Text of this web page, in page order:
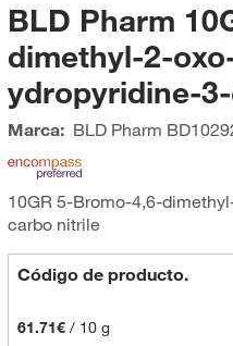
BLD Pharm
dimethyl-2-
ydropyridine-
Marca: BLD Pharm
10GR 5-Bromo-4,6-
carbo nitrile
Código de producto.
61.71€/ 10 g